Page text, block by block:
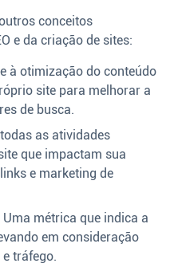
conceitos
e da criação de sites:
à otimização do conteúdo
site para melhorar a
de busca.
as atividades
que impactam sua
e marketing de
Uma métrica que indica a
em consideração
tráfego.